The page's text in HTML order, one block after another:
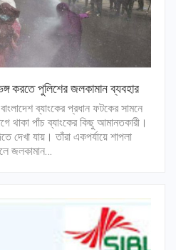
করতে পুলিশের জলকামান ব্যবহার
ব্যাংকের প্রধান ফটকের সামনে
থাকা পাঁচ ব্যাংকের কিছু আমানতকারী।
দেখা যায়। তাঁরা একপর্যায়ে শাপলা
জলকামান…